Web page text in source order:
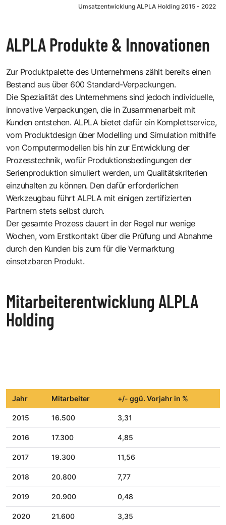
Umsatzentwicklung ALPLA Holding 2015 - 2022
ALPLA Produkte & Innovationen
Zur Produktpalette des Unternehmens zählt bereits einen
Bestand aus über 600 Standard-Verpackungen.
Die Spezialität des Unternehmens sind jedoch individuelle,
innovative Verpackungen, die in Zusammenarbeit mit
Kunden entstehen. ALPLA bietet dafür ein Komplettservice,
vom Produktdesign über Modelling und Simulation mithilfe
von Computermodellen bis hin zur Entwicklung der
Prozesstechnik, wofür Produktionsbedingungen der
Serienproduktion simuliert werden, um Qualitätskriterien
einzuhalten zu können. Den dafür erforderlichen
Werkzeugbau führt ALPLA mit einigen zertifizierten
Partnern stets selbst durch.
Der gesamte Prozess dauert in der Regel nur wenige
Wochen, vom Erstkontakt über die Prüfung und Abnahme
durch den Kunden bis zum für die Vermarktung
einsetzbaren Produkt.
Mitarbeiterentwicklung ALPLA
Holding
Jahr Mitarbeiter +/- ggü. Vorjahr in %
2015 16.500 3,31
2016 17.300 4,85
2017 19.300 11,56
2018 20.800 7,77
2019 20.900 0,48
2020 21.600 3,35